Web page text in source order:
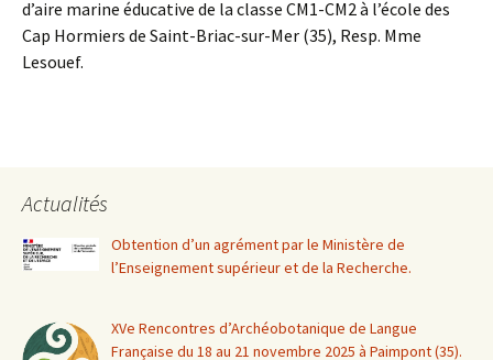
d’aire marine éducative de la classe CM1-CM2 à l’école des
Cap Hormiers de Saint-Briac-sur-Mer (35), Resp. Mme
Lesouef.
Actualités
Obtention d’un agrément par le Ministère de
l’Enseignement supérieur et de la Recherche.
XVe Rencontres d’Archéobotanique de Langue
Française du 18 au 21 novembre 2025 à Paimpont (35).